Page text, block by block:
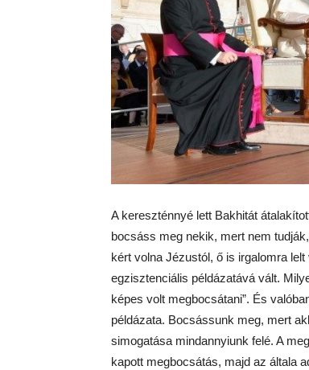
A kereszténnyé lett Bakhitát
bocsáss meg nekik, mert nem
kért volna Jézustól, ő is irgalomra
egzisztenciális példázatává vált.
képes volt megbocsátani”. És
példázata. Bocsássunk meg, mert
simogatása mindannyiunk felé. A
kapott megbocsátás, majd az általa